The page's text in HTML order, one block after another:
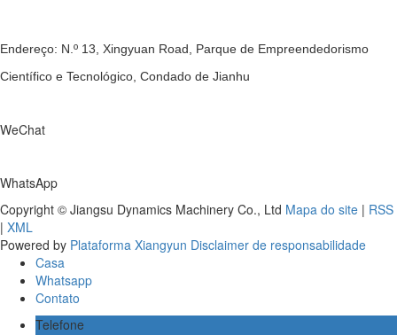
Endereço: N.º 13, Xingyuan Road, Parque de Empreendedorismo
Científico e Tecnológico, Condado de Jianhu
WeChat
WhatsApp
Copyright © Jiangsu Dynamics Machinery Co., Ltd Mapa do site | RSS
| XML
Powered by Plataforma Xiangyun Disclaimer de responsabilidade
Casa
Whatsapp
Contato
Telefone